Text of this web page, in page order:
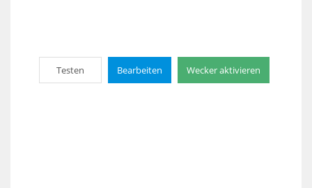
Testen Bearbeiten Wecker aktivieren